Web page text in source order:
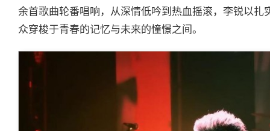
余首歌曲轮番唱响，从深情低吟到热血摇滚，李锐以
众穿梭于青春的记忆与未来的憧憬之间。